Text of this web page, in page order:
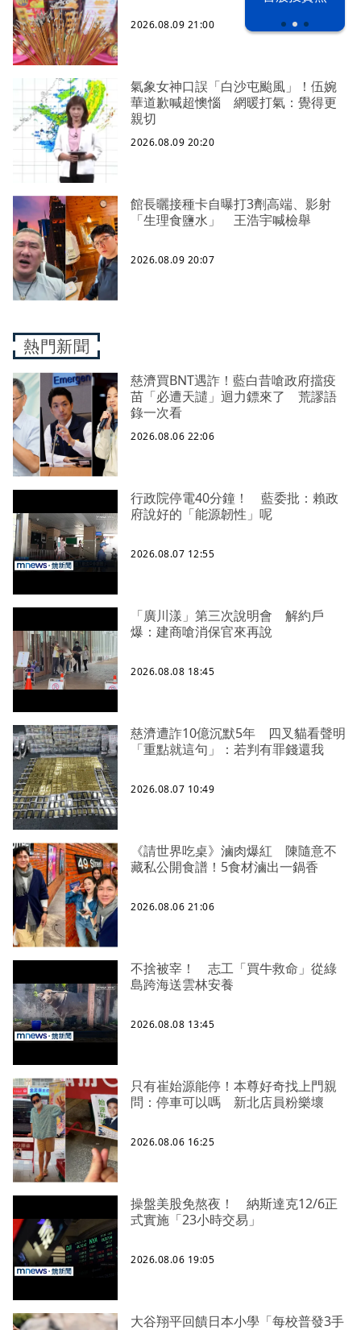
2026.08.09 21:00
氣象女神口誤「白沙屯颱風」！伍婉
華道歉喊超懊惱 網暖打氣：覺得更
親切
2026.08.09 20:20
館長曬接種卡自曝打3劑高端、影射
「生理食鹽水」 王浩宇喊檢舉
2026.08.09 20:07
熱門新聞
慈濟買BNT遇詐！藍白昔嗆政府擋疫
苗「必遭天譴」迴力鏢來了 荒謬語
錄一次看
2026.08.06 22:06
行政院停電40分鐘！ 藍委批：賴政
府說好的「能源韌性」呢
2026.08.07 12:55
「廣川漾」第三次說明會 解約戶
爆：建商嗆消保官來再說
2026.08.08 18:45
慈濟遭詐10億沉默5年 四叉貓看聲明
「重點就這句」：若判有罪錢還我
2026.08.07 10:49
《請世界吃桌》滷肉爆紅 陳隨意不
藏私公開食譜！5食材滷出一鍋香
2026.08.06 21:06
不捨被宰！ 志工「買牛救命」從綠
島跨海送雲林安養
2026.08.08 13:45
只有崔始源能停！本尊好奇找上門親
問：停車可以嗎 新北店員粉樂壞
2026.08.06 16:25
操盤美股免熬夜！ 納斯達克12/6正
式實施「23小時交易」
2026.08.06 19:05
大谷翔平回饋日本小學「每校普發3手